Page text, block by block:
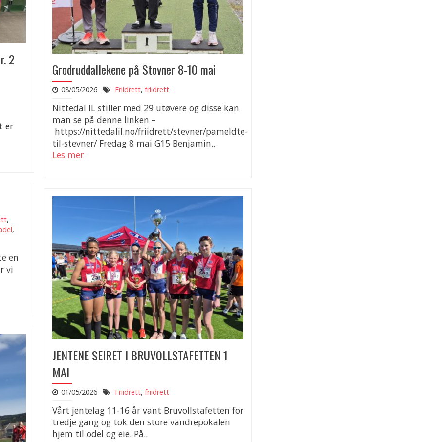
Grodruddallekene på Stovner 8-10 mai
08/05/2026 Friidrett, friidrett
Nittedal IL stiller med 29 utøvere og disse kan
man se på denne linken –
https://nittedalil.no/friidrett/stevner/pameldte-
til-stevner/ Fredag 8 mai G15 Benjamin..
Les mer
2
er
,
,
en
vi
JENTENE SEIRET I BRUVOLLSTAFETTEN 1
MAI
01/05/2026 Friidrett, friidrett
Vårt jentelag 11-16 år vant Bruvollstafetten for
tredje gang og tok den store vandrepokalen
hjem til odel og eie. På..